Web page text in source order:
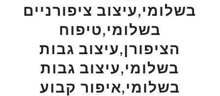
בשלומי,עיצוב ציפורניים
בשלומי,טיפוח
הציפורן,עיצוב גבות
בשלומי,עיצוב גבות
בשלומי,איפור קבוע